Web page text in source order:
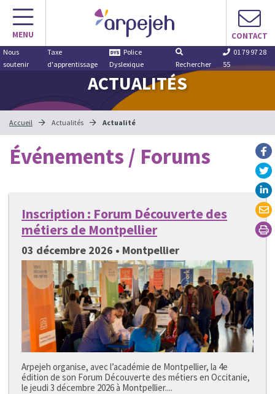
Aller
contenu
MENU CONTACT
Nous
soutenir
Taxe
d'apprentissage
Police
Dyslexique
Rechercher
01 79 97 28
55
ACTUALITÉS
Accueil Actualités Actualité
Événements / Forums
Inscription : Forum Découverte des
métiers de Montpellier
03 décembre 2026 • Montpellier
Arpejeh organise, avec l’académie de Montpellier, la 4e
édition de son Forum Découverte des métiers en Occitanie,
le jeudi 3 décembre 2026 à Montpellier....